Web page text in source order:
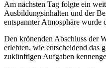
Am nächsten Tag folgte ein
Ausbildungsinhalten und der
entspannter Atmosphäre
Den krönenden Abschluss der
erlebten, wie entscheidend das
zukünftigen Aufgaben